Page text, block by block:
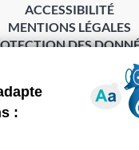
à la
ACCESSIBILITÉ
MENTIONS LÉGALES
DES
DE GESTION DES